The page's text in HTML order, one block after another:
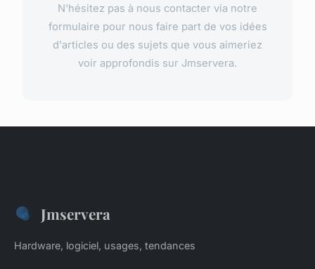
N'hésitez pas à nous contacter via notre
formulaire pour nous faire part de vos idées
d'articles ou des sujets que vous aimeriez
voir approfondis sur Jmservera.
Jmservera
Hardware, logiciel, usages, tendances